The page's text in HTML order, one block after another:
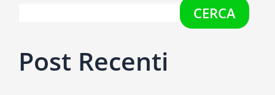
CERCA
Post Recenti